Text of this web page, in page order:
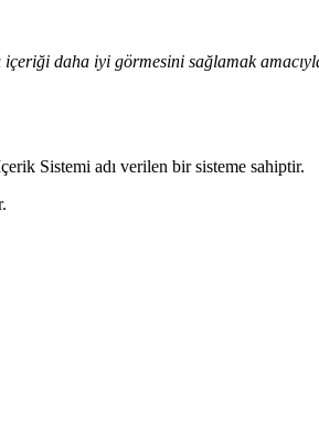
daha iyi görmesini sağlamak
Sistemi adı verilen bir sisteme sahiptir.